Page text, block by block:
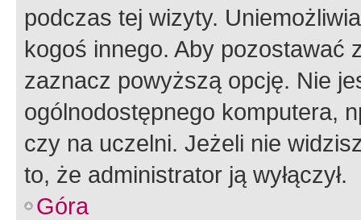
podczas tej wizyty.
kogoś innego. Aby pozostawać
zaznacz powyższą opcję. Nie
ogólnodostępnego komputera,
czy na uczelni. Jeżeli nie
to, że administrator ją wyłączył.
Góra